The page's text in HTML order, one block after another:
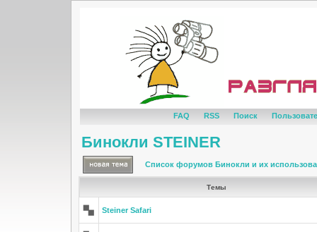
FAQ RSS Поиск
Бинокли STEINER
Список форумов Бинокли и их
Темы
Steiner Safari